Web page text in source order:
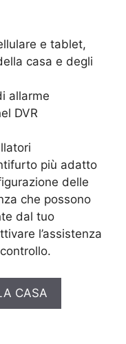
e tablet,
casa e degli
allarme
DVR
più adatto
delle
che possono
dal tuo
l’assistenza
CASA